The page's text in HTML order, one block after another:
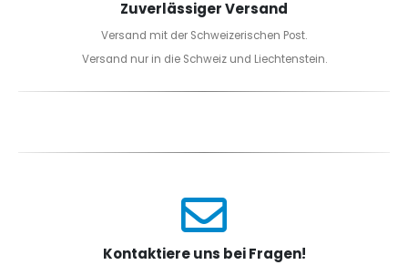
Zuverlässiger Versand
Versand mit der Schweizerischen Post.
Versand nur in die Schweiz und Liechtenstein.
Kontaktiere uns bei Fragen!